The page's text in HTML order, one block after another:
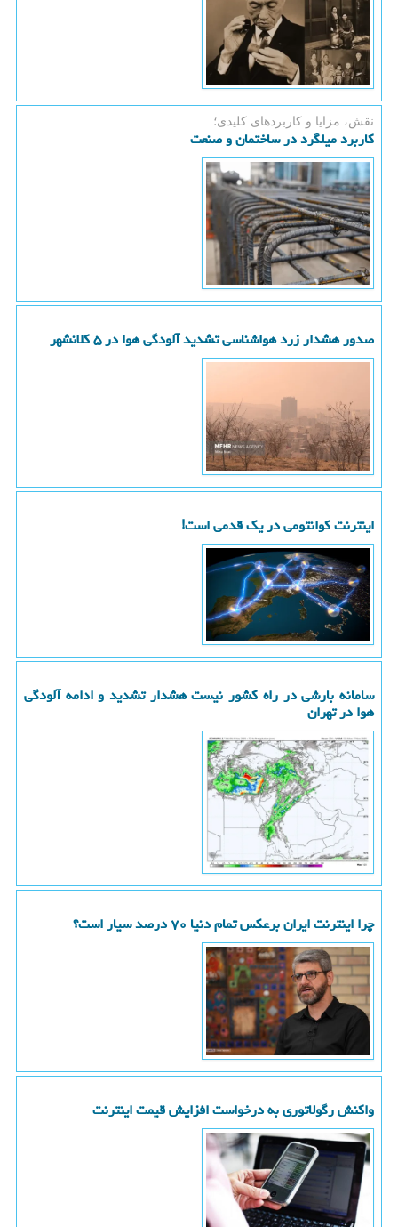
نقش، مزایا و کاربردهای کلیدی؛
کاربرد میلگرد در ساختمان و صنعت
صدور هشدار زرد هواشناسی تشدید آلودگی هوا در ۵ کلانشهر
اینترنت کوانتومی در یک قدمی است!
سامانه بارشی در راه کشور نیست هشدار تشدید و ادامه آلودگی
هوا در تهران
چرا اینترنت ایران برعکس تمام دنیا ۷۰ درصد سیار است؟
واکنش رگولاتوری به درخواست افزایش قیمت اینترنت